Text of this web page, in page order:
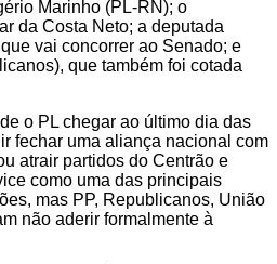
Marinho (PL-RN); o
da Costa Neto; a deputada
vai concorrer ao Senado; e
que também foi cotada
o PL chegar ao último dia das
fechar uma aliança nacional com
atrair partidos do Centrão e
como uma das principais
mas PP, Republicanos, União
não aderir formalmente à